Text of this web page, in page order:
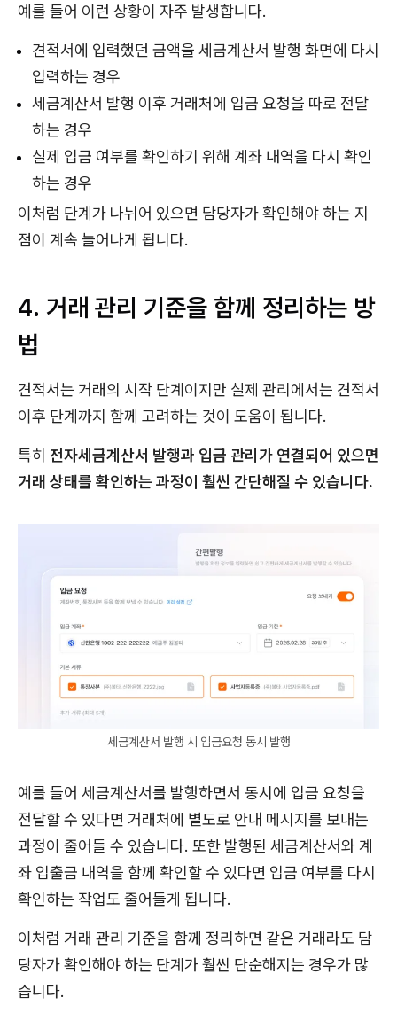
예를 들어 이런 상황이 자주 발생합니다.
견적서에 입력했던 금액을 세금계산서 발행 화면에 다시
입력하는 경우
세금계산서 발행 이후 거래처에 입금 요청을 따로 전달
하는 경우
실제 입금 여부를 확인하기 위해 계좌 내역을 다시 확인
하는 경우
이처럼 단계가 나뉘어 있으면 담당자가 확인해야 하는 지
점이 계속 늘어나게 됩니다.
4. 거래 관리 기준을 함께 정리하는 방
법
견적서는 거래의 시작 단계이지만 실제 관리에서는 견적서
이후 단계까지 함께 고려하는 것이 도움이 됩니다.
특히 전자세금계산서 발행과 입금 관리가 연결되어 있으면
거래 상태를 확인하는 과정이 훨씬 간단해질 수 있습니다.
세금계산서 발행 시 입금요청 동시 발행
예를 들어 세금계산서를 발행하면서 동시에 입금 요청을
전달할 수 있다면 거래처에 별도로 안내 메시지를 보내는
과정이 줄어들 수 있습니다. 또한 발행된 세금계산서와 계
좌 입출금 내역을 함께 확인할 수 있다면 입금 여부를 다시
확인하는 작업도 줄어들게 됩니다.
이처럼 거래 관리 기준을 함께 정리하면 같은 거래라도 담
당자가 확인해야 하는 단계가 훨씬 단순해지는 경우가 많
습니다.